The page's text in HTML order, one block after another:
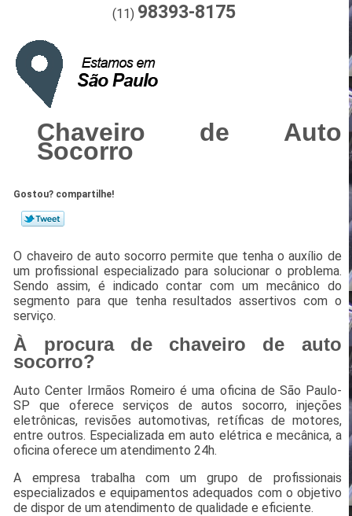
(11) 98393-8175
Chaveiro de Auto
Socorro
Gostou? compartilhe!
O chaveiro de auto socorro permite que tenha o auxílio de
um profissional especializado para solucionar o problema.
Sendo assim, é indicado contar com um mecânico do
segmento para que tenha resultados assertivos com o
serviço.
À procura de chaveiro de auto
socorro?
Auto Center Irmãos Romeiro é uma oficina de São Paulo-
SP que oferece serviços de autos socorro, injeções
eletrônicas, revisões automotivas, retíficas de motores,
entre outros. Especializada em auto elétrica e mecânica, a
oficina oferece um atendimento 24h.
A empresa trabalha com um grupo de profissionais
especializados e equipamentos adequados com o objetivo
de dispor de um atendimento de qualidade e eficiente.